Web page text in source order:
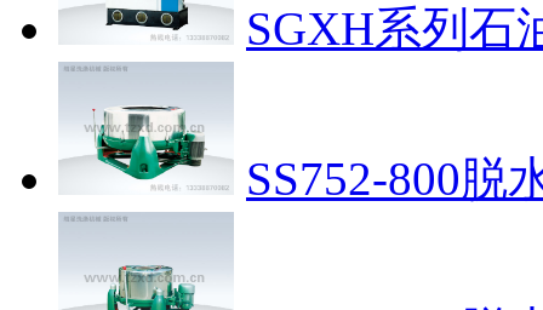
SGXH系列石
SS752-800脱